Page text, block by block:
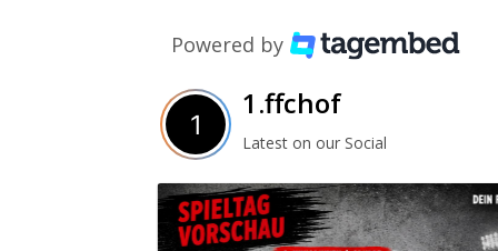
Powered by
1.ffchof
Latest on our Social